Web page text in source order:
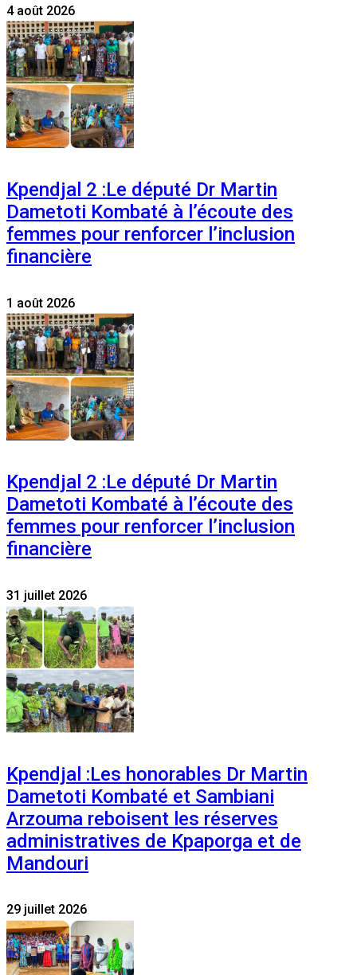
4 août 2026
Kpendjal 2 :Le député Dr Martin
Dametoti Kombaté à l’écoute des
femmes pour renforcer l’inclusion
financière
1 août 2026
Kpendjal 2 :Le député Dr Martin
Dametoti Kombaté à l’écoute des
femmes pour renforcer l’inclusion
financière
31 juillet 2026
Kpendjal :Les honorables Dr Martin
Dametoti Kombaté et Sambiani
Arzouma reboisent les réserves
administratives de Kpaporga et de
Mandouri
29 juillet 2026